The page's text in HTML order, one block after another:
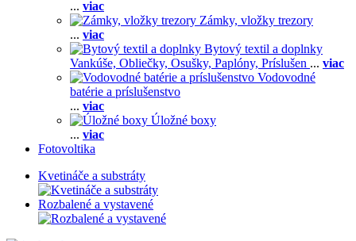
... viac
Zámky, vložky trezory
... viac
Bytový textil a doplnky
Vankúše, Obliečky, Osušky, Paplóny, Príslušen ... viac
Vodovodné
batérie a príslušenstvo
... viac
Úložné boxy
... viac
Fotovoltika
Kvetináče a substráty
Rozbalené a vystavené